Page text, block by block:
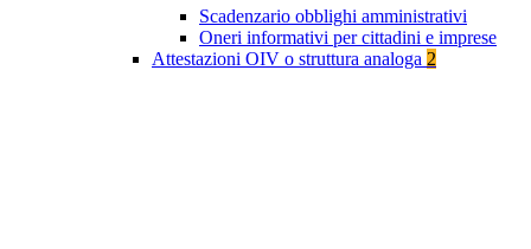
Scadenzario obblighi amministrativi
Oneri informativi per cittadini e imprese
Attestazioni OIV o struttura analoga 2